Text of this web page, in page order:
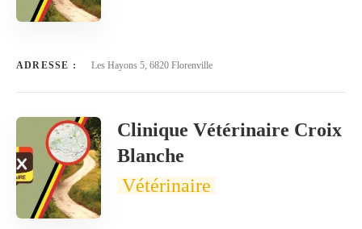
ADRESSE : Les Hayons 5, 6820 Florenville
Clinique Vétérinaire Croix
Blanche
Vétérinaire